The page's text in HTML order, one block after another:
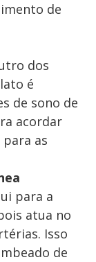
de
dos
é
de sono de
acordar
as
para a
atua no
Isso
de